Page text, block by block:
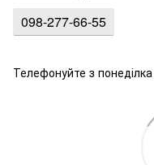
098-277-66-55
Телефонуйте з